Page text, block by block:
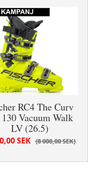
RC4 The Curv
Vacuum Walk
LV (26.5)
8 000,00 SEK
SEK